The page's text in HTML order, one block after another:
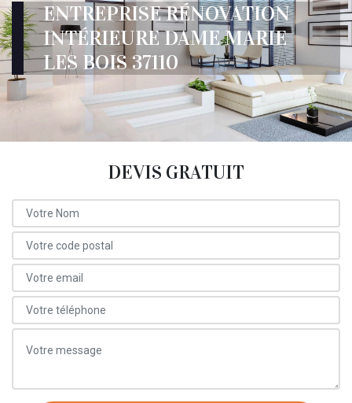
ENTREPRISE RÉNOVATION
INTÉRIEURE DAME MARIE
LES BOIS 37110
DEVIS GRATUIT